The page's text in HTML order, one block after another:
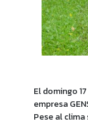
El domingo
empresa
Pese al